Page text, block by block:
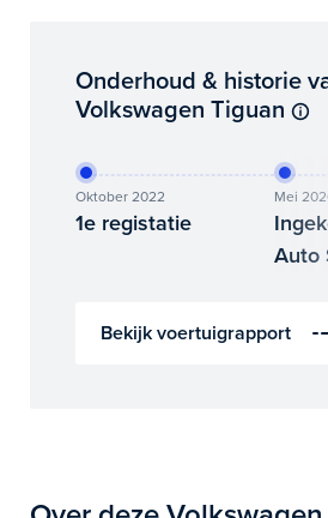
Onderhoud & historie
Volkswagen Tiguan
Oktober 2022
1e registatie
Mei
Auto
Bekijk voertuigrapport